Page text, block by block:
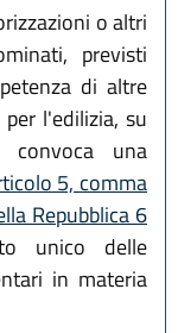
o altri
previsti
di altre
l'edilizia, su
convoca una
5, comma
Repubblica 6
unico delle
in materia